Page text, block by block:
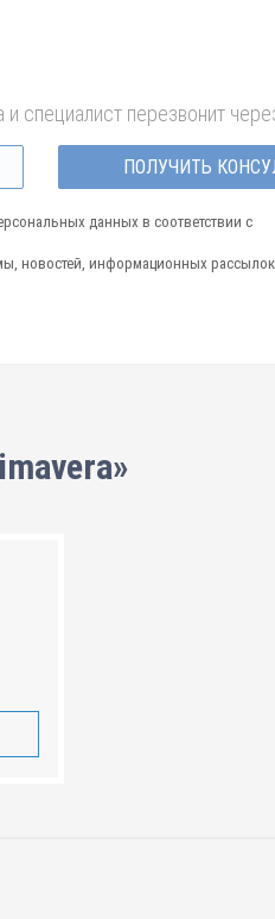
специалист перезвонит
ПОЛУЧИТЬ
данных в соответствии с
новостей, информационных рассылок